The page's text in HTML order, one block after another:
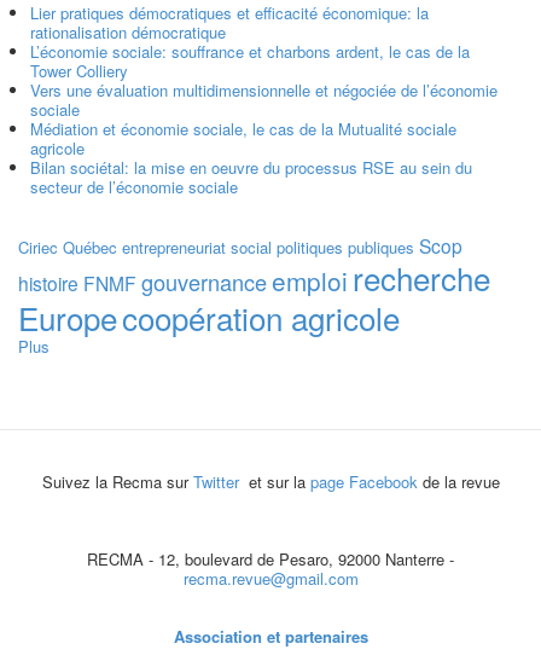
Lier pratiques démocratiques et efficacité économique: la
rationalisation démocratique
L’économie sociale: souffrance et charbons ardent, le cas de la
Tower Colliery
Vers une évaluation multidimensionnelle et négociée de l’économie
sociale
Médiation et économie sociale, le cas de la Mutualité sociale
agricole
Bilan sociétal: la mise en oeuvre du processus RSE au sein du
secteur de l’économie sociale
Ciriec Québec entrepreneuriat social politiques publiques Scop
histoire FNMF gouvernanceemploi recherche
Europecoopération agricole
Plus
Suivez la Recma surTwitter et sur la page Facebookde la revue
RECMA - 12, boulevard de Pesaro, 92000 Nanterre -
recma.revue@gmail.com
Association et partenaires